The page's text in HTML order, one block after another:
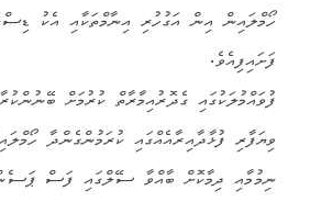
ހޯމްލައިން އިން އަގުހުރި އިނާމްތަކާއި އެކު
ފަށައިފިއެވެ.
ފުވައްމުލަކުގައި ގެދޮރުއިމާރާތް ކުރުމަށް
ވިޔަފާރި ފުޅާދާއިރާއެއްގައި ކުރަމުންގެންދާ
ނިމުމާއި ދިމާކޮށް ބާއްވާ ސޭލްގައި ފަސް